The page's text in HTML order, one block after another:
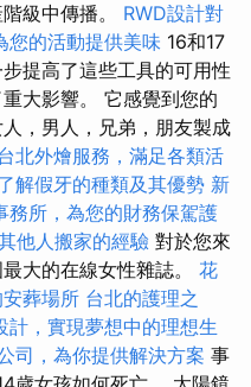
級中傳播。 RWD設計對
您的活動提供美味 16和17
提高了這些工具的可用性
大影響。 它感覺到您的
，男人，兄弟，朋友製成
北外燴服務，滿足各類活
解假牙的種類及其優勢 新
務所，為您的財務保駕護
他人搬家的經驗 對於您來
大的在線女性雜誌。 花
葬場所 台北的護理之
計，實現夢想中的理想生
司，為你提供解決方案 事